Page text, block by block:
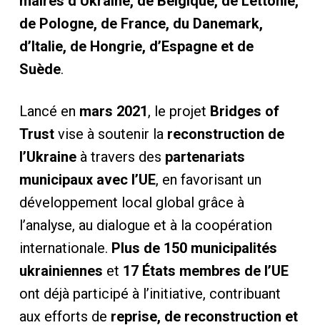
de Pologne, de France, du Danemark,
d’Italie, de Hongrie, d’Espagne et de
Suède.
Lancé en mars 2021, le projet Bridges of
Trustvise à soutenir la reconstruction de
l’Ukraineà travers des partenariats
municipaux avec l’UE, en favorisant un
développement local global grâce à
l’analyse, au dialogue et à la coopération
internationale. Plus de 150 municipalités
ukrainiennes et 17 États membres de l’UE
ont déjà participé à l’initiative, contribuant
aux efforts de reprise, de reconstruction et